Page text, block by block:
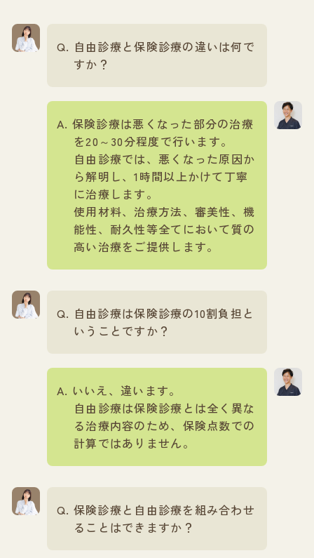
自由診療と保険診療の違いは何で
すか？
保険診療は悪くなった部分の治療
を20～30分程度で行います。
自由診療では、悪くなった原因か
ら解明し、1時間以上かけて丁寧
に治療します。
使用材料、治療方法、審美性、機
能性、耐久性等全てにおいて質の
高い治療をご提供します。
自由診療は保険診療の10割負担と
いうことですか？
いいえ、違います。
自由診療は保険診療とは全く異な
る治療内容のため、保険点数での
計算ではありません。
保険診療と自由診療を組み合わせ
ることはできますか？